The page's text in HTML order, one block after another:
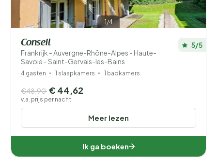
Ligging
Kinderen
Type vakantiehuisje
Populaire filters
Mindervaliden
1/4
Conseil
Frankrijk - Auvergne-Rhône-Alpes - Haute-
Savoie - Saint-Gervais-les-Bains
5/5
4 gasten 1 slaapkamers 1 badkamers
Meer lezen
€48,90 € 44,62
v.a. prijs per nacht
Ik ga boeken